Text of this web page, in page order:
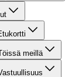
meillä